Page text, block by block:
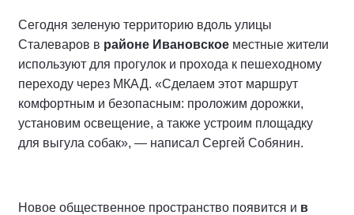
Сегодня зеленую территорию вдоль улицы
Сталеваров в районе Ивановское местные жители
используют для прогулок и прохода к пешеходному
переходу через МКАД. «Сделаем этот маршрут
комфортным и безопасным: проложим дорожки,
установим освещение, а также устроим площадку
для выгула собак», — написал Сергей Собянин.
Новое общественное пространство появится и в